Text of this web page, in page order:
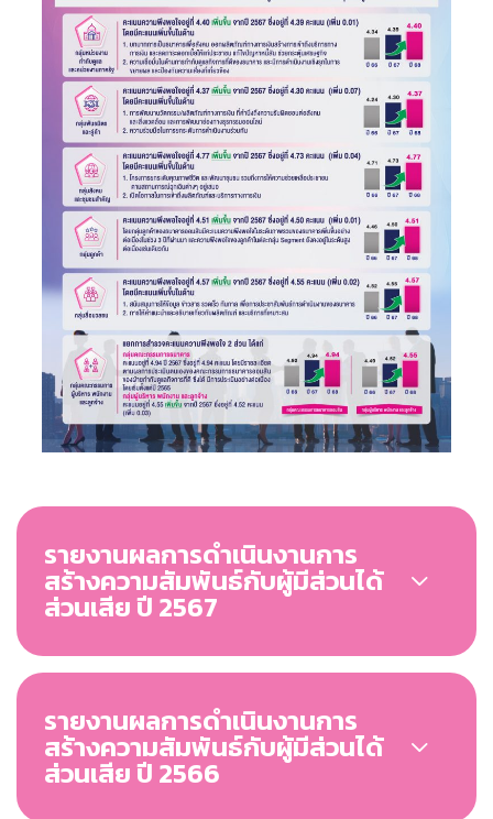
รายงานผลการดำเนินงานการ
สร้างความสัมพันธ์กับผู้มีส่วนได้
ส่วนเสีย ปี 2567
รายงานผลการดำเนินงานการ
สร้างความสัมพันธ์กับผู้มีส่วนได้
ส่วนเสีย ปี 2566